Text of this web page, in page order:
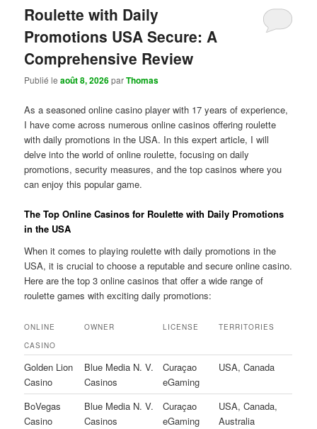
Roulette with Daily
Promotions USA Secure: A
Comprehensive Review
Publié leaoût 8, 2026parThomas
As a seasoned online casino player with 17 years of experience,
I have come across numerous online casinos offering roulette
with daily promotions in the USA. In this expert article, I will
delve into the world of online roulette, focusing on daily
promotions, security measures, and the top casinos where you
can enjoy this popular game.
The Top Online Casinos for Roulette with Daily Promotions
in the USA
When it comes to playing roulette with daily promotions in the
USA, it is crucial to choose a reputable and secure online casino.
Here are the top 3 online casinos that offer a wide range of
roulette games with exciting daily promotions:
ONLINE
CASINO
OWNER LICENSE TERRITORIES
Golden Lion
Casino
Blue Media N. V.
Casinos
Curaçao
eGaming
USA, Canada
BoVegas
Casino
Blue Media N. V.
Casinos
Curaçao
eGaming
USA, Canada,
Australia